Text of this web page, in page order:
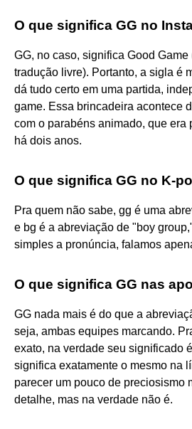
O que significa GG no
GG, no caso, significa Good Game
tradução livre). Portanto, a sigla é
dá tudo certo em uma partida,
game. Essa brincadeira acontece
com o parabéns animado, que era
há dois anos.
O que significa GG no K-
Pra quem não sabe, gg é uma
e bg é a abreviação de "boy
simples a pronúncia, falamos
O que significa GG nas
GG nada mais é do que a
seja, ambas equipes marcando.
exato, na verdade seu significado
significa exatamente o mesmo na
parecer um pouco de preciosismo
detalhe, mas na verdade não é.